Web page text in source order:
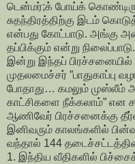
டென்மர்;க் போய்க்
சுதந்திரத்திற்கு இடம்
என்பது கோட்பாடு. அங்கு
தப்பிக்கும் என்று நிலைப்பாடு.
இன்று இந்தப் பிரச்சனையில்
முதலமைச்சர் ”பாதுகாப்பு
போதாது… கமலும் முஸ்லீம்
காட்சிகளை நீக்கலாம்” என
ஆணிவேர் பிரச்சனைக்கு
இனிவரும் காலங்களில்
வந்தால் 144
1. இந்திய வீதிகளில்